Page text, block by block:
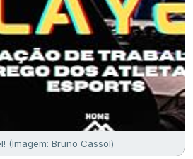
(Imagem: Bruno Cassol)